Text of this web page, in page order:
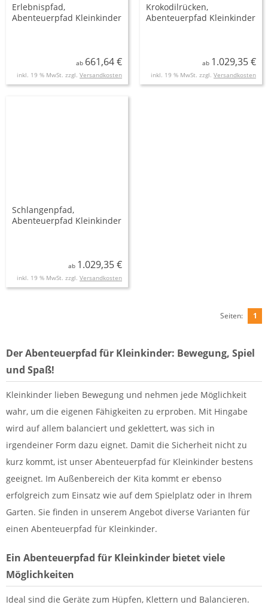
Erlebnispfad,
Abenteuerpfad Kleinkinder
ab 661,64 €
inkl. 19 % MwSt. zzgl. Versandkosten
Krokodilrücken,
Abenteuerpfad Kleinkinder
ab 1.029,35 €
inkl. 19 % MwSt. zzgl. Versandkosten
Schlangenpfad,
Abenteuerpfad Kleinkinder
ab 1.029,35 €
inkl. 19 % MwSt. zzgl. Versandkosten
Seiten: 1
Der Abenteuerpfad für Kleinkinder: Bewegung, Spiel
und Spaß!
Kleinkinder lieben Bewegung und nehmen jede Möglichkeit
wahr, um die eigenen Fähigkeiten zu erproben. Mit Hingabe
wird auf allem balanciert und geklettert, was sich in
irgendeiner Form dazu eignet. Damit die Sicherheit nicht zu
kurz kommt, ist unser Abenteuerpfad für Kleinkinder bestens
geeignet. Im Außenbereich der Kita kommt er ebenso
erfolgreich zum Einsatz wie auf dem Spielplatz oder in Ihrem
Garten. Sie finden in unserem Angebot diverse Varianten für
einen Abenteuerpfad für Kleinkinder.
Ein Abenteuerpfad für Kleinkinder bietet viele
Möglichkeiten
Ideal sind die Geräte zum Hüpfen, Klettern und Balancieren.